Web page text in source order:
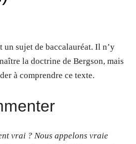
un sujet de baccalauréat. Il n’y
la doctrine de Bergson, mais
à comprendre ce texte.
vrai ? Nous appelons vraie